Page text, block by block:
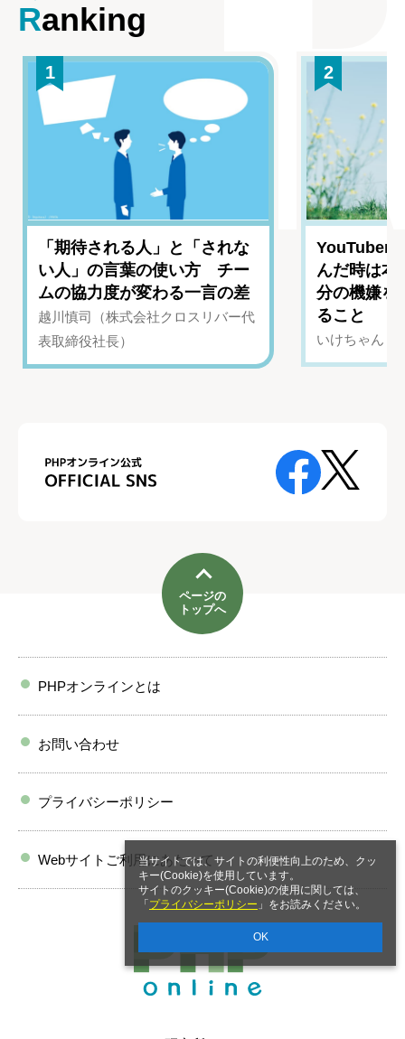
当サイトでは、サイトの利便性向上のため、クッ
キー(Cookie)を使用しています。
サイトのクッキー(Cookie)の使用に関しては、
「 プライバシーポリシー 」をお読みください。
OK
Ranking
1
「期待される人」と「されな
い人」の言葉の使い方 チー
ムの協力度が変わる一言の差
越川慎司（株式会社クロスリバー代
表取締役社長）
2
YouTuber
んだ時は
分の機嫌を
ること
いけちゃん（
ページの
トップへ
PHPオンラインとは
お問い合わせ
プライバシーポリシー
Webサイトご利用にあたって